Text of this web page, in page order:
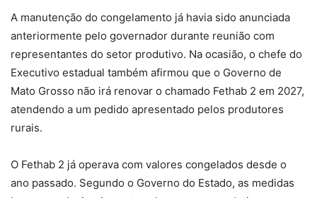
A manutenção do congelamento já havia sido anunciada
anteriormente pelo governador durante reunião com
representantes do setor produtivo. Na ocasião, o chefe do
Executivo estadual também afirmou que o Governo de
Mato Grosso não irá renovar o chamado Fethab 2 em 2027,
atendendo a um pedido apresentado pelos produtores
rurais.
O Fethab 2 já operava com valores congelados desde o
ano passado. Segundo o Governo do Estado, as medidas